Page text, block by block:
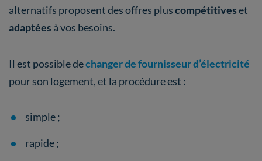
alternatifs proposent des offres pluscompétitiveset
adaptées à vos besoins.
Il est possible dechanger de fournisseur d’électricité
pour son logement, et la procédure est :
simple ;
rapide ;